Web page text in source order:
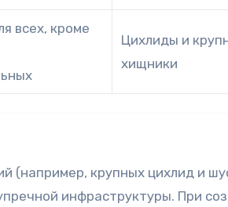
всех, кроме
Цихлиды и
хищники
(например, крупных цихлид и
инфраструктуры. При